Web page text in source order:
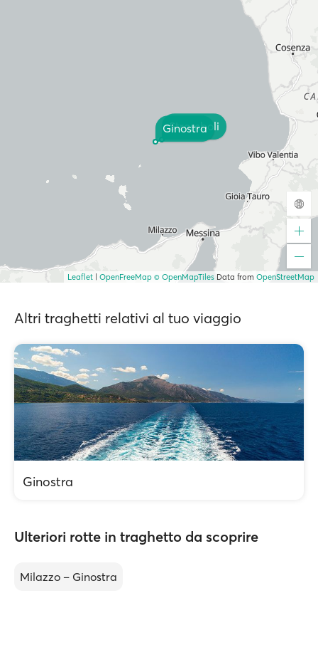
Stromboli
Ginostra
Leaflet OpenFreeMap © OpenMapTiles Data from OpenStreetMap
Altri traghetti relativi al tuo viaggio
Ginostra
Ulteriori rotte in traghetto da scoprire
Milazzo – Ginostra